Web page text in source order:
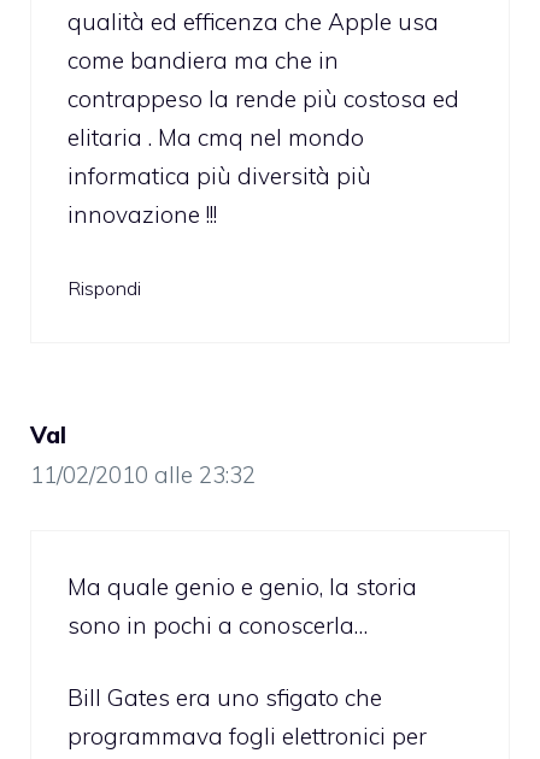
qualità ed efficenza che Apple usa
come bandiera ma che in
contrappeso la rende più costosa ed
elitaria . Ma cmq nel mondo
informatica più diversità più
innovazione !!!
Rispondi
Val
11/02/2010 alle 23:32
Ma quale genio e genio, la storia
sono in pochi a conoscerla…
Bill Gates era uno sfigato che
programmava fogli elettronici per